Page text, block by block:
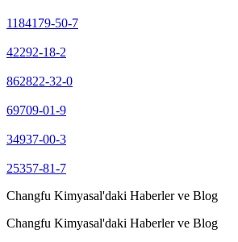
1184179-50-7
42292-18-2
862822-32-0
69709-01-9
34937-00-3
25357-81-7
Changfu Kimyasal'daki Haberler ve Blog
Changfu Kimyasal'daki Haberler ve Blog